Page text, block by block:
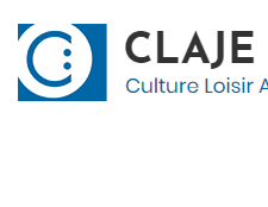
To
Content